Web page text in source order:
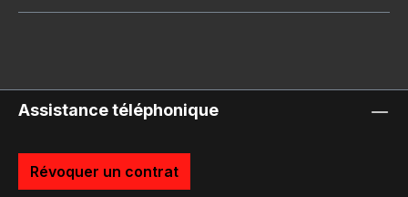
Assistance téléphonique
Révoquer un contrat